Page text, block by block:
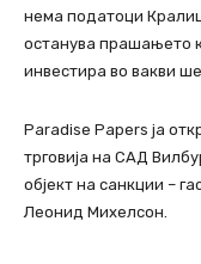
нема податоци
останува прашањето
инвестира во вакви
Paradise Papers ја
трговија на САД
објект на санкции –
Леонид Михелсон.